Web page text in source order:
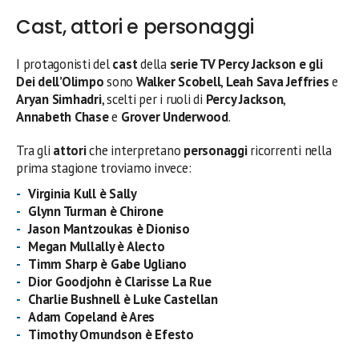
Cast, attori e personaggi
I protagonisti delcastdella serie TV Percy Jackson e gli
Dei dell’Olimposono Walker Scobell, Leah Sava Jeffriese
Aryan Simhadri, scelti per i ruoli di Percy Jackson,
Annabeth Chasee Grover Underwood.
Tra gli attoriche interpretano personaggiricorrenti nella
prima stagione troviamo invece:
Virginia Kull è Sally
Glynn Turman è Chirone
Jason Mantzoukas è Dioniso
Megan Mullally è Alecto
Timm Sharp è Gabe Ugliano
Dior Goodjohn è Clarisse La Rue
Charlie Bushnell è Luke Castellan
Adam Copeland è Ares
Timothy Omundson è Efesto